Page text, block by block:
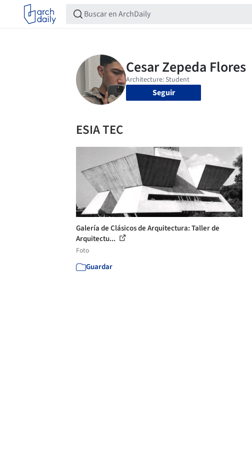
Seguir
ESIA TEC
Galería de Clásicos de Arquitectura: Taller de
Arquitectu...
Foto
Guardar